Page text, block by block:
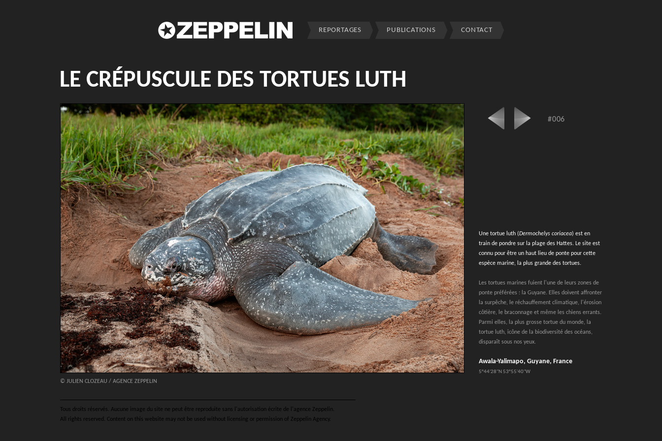
REPORTAGES PUBLICATIONS CONTACT
LE CRÉPUSCULE DES TORTUES LUTH
#006
Une tortue luth (Dermochelys coriacea) est en
train de pondre sur la plage des Hattes. Le site est
connu pour être un haut lieu de ponte pour cette
espèce marine, la plus grande des tortues.
Les tortues marines fuient l'une de leurs zones de
ponte préférées : la Guyane. Elles doivent affronter
la surpêche, le réchauffement climatique, l'érosion
côtière, le braconnage et même les chiens errants.
Parmi elles, la plus grosse tortue du monde, la
tortue luth, icône de la biodiversité des océans,
disparaît sous nos yeux.
Awala-Yalimapo, Guyane, France
5°44'28''N 53°55'40''W
© JULIEN CLOZEAU / AGENCE ZEPPELIN
Tous droits réservés. Aucune image du site ne peut être reproduite sans l'autorisation écrite de l'agence Zeppelin.
All rights reserved. Content on this website may not be used without licensing or permission of Zeppelin Agency.